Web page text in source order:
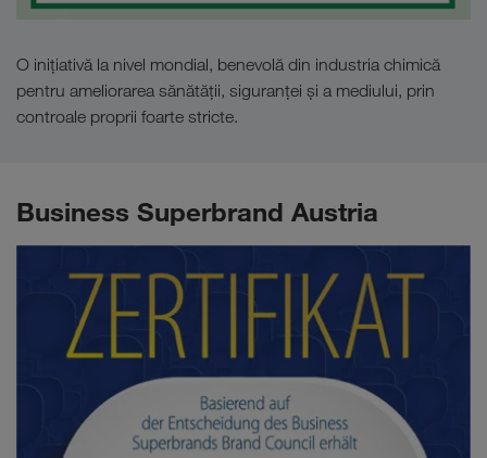
O inițiativă la nivel mondial, benevolă din industria chimică
pentru ameliorarea sănătății, siguranței și a mediului, prin
controale proprii foarte stricte.
Business Superbrand Austria